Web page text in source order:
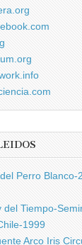
Perro Blanco-
del Tiempo-
1999
Arco Iris